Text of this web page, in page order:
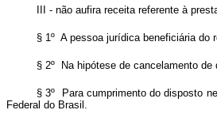
III - não aufira receita referente à
§ 1º A pessoa jurídica beneficiária do
§ 2º Na hipótese de cancelamento
§ 3º Para cumprimento do disposto
Federal do Brasil.